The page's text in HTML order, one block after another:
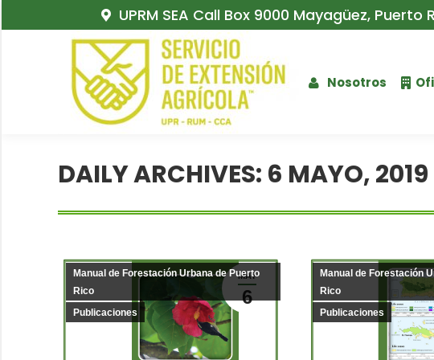
UPRM SEA Call Box 9000 Mayagüez, Puerto
Nosotros
DAILY ARCHIVES: 6 MAYO, 2019
MAY
6
Manual de Forestación Urbana de Puerto
Rico
Publicaciones
Manual de Forestación
Rico
Publicaciones